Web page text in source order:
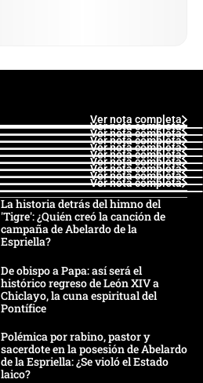
Ver nota completa
Ver nota completa
Ver nota completa
Ver nota completa
Ver nota completa
Ver nota completa
Ver nota completa
Ver nota completa
Ver nota completa
Ver nota completa
La historia detrás del himno del
'Tigre': ¿Quién creó la canción de
campaña de Abelardo de la
Espriella?
De obispo a Papa: así será el
histórico regreso de León XIV a
Chiclayo, la cuna espiritual del
Pontífice
Polémica por rabino, pastor y
sacerdote en la posesión de Abelardo
de la Espriella: ¿Se violó el Estado
laico?